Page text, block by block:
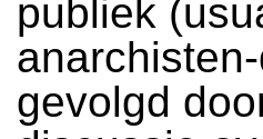
publiek
gevolgd